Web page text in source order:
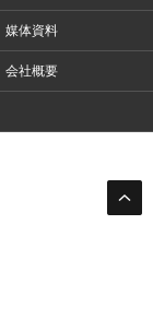
媒体資料
会社概要